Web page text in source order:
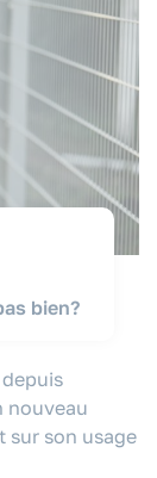
bien?
nouveau
sur son usage